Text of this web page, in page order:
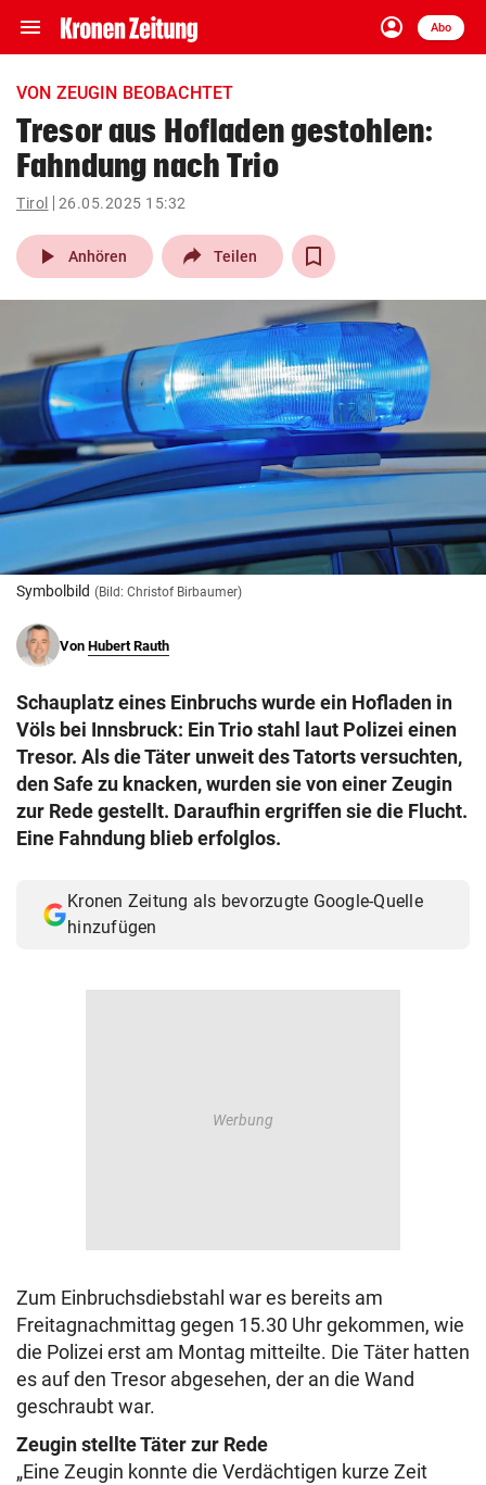
menu Navigation
ein-/ausklappen
account_circle
Anmelden
Abo
close Schließen
account_circle Anmelden
pin_drop
Wien arrow_right
bookmark
search
Suchbegriff
eingeben
© Krone Multimedia GmbH & Co KG 2026
Muthgasse 2, 1190 Wien
VON ZEUGIN BEOBACHTET
Tresor aus Hofladen gestohlen:
Fahndung nach Trio
Tirol 26.05.2025 15:32
play_arrow Anhören Teilen
Symbolbild (Bild: Christof Birbaumer)
Von Hubert Rauth
Schauplatz eines Einbruchs wurde ein Hofladen in
Völs bei Innsbruck: Ein Trio stahl laut Polizei einen
Tresor. Als die Täter unweit des Tatorts versuchten,
den Safe zu knacken, wurden sie von einer Zeugin
zur Rede gestellt. Daraufhin ergriffen sie die Flucht.
Eine Fahndung blieb erfolglos.
Kronen Zeitung als bevorzugte Google-Quelle
hinzufügen
Zum Einbruchsdiebstahl war es bereits am
Freitagnachmittag gegen 15.30 Uhr gekommen, wie
die Polizei erst am Montag mitteilte. Die Täter hatten
es auf den Tresor abgesehen, der an die Wand
geschraubt war.
Zeugin stellte Täter zur Rede
„Eine Zeugin konnte die Verdächtigen kurze Zeit